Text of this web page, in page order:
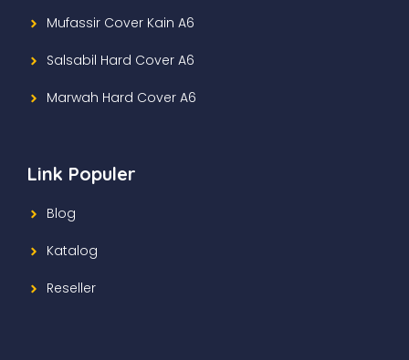
Mufassir Cover Kain A6
Salsabil Hard Cover A6
Marwah Hard Cover A6
Link Populer
Blog
Katalog
Reseller